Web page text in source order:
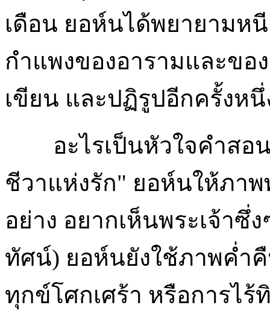
เดือน ยอห์นได้พยายามห
กำแพงของอารามและขอ
เขียน และปฏิรูปอีกครั้งหนึ่
อะไรเป็นหัวใจคำสอน
ชีวาแห่งรัก" ยอห์นให้ภา
อย่าง อยากเห็นพระเจ้าซึ่
ทัศน์) ยอห์นยังใช้ภาพค่ำ
ทุกข์โศกเศร้า หรือการไ